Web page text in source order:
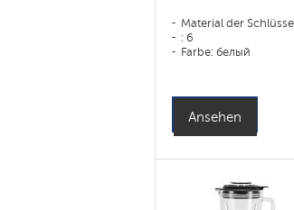
Material der
: 6
Farbe: белый
Ansehen